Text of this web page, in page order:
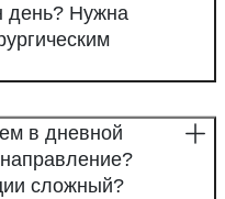
день? Нужна
в дневной
сложный?